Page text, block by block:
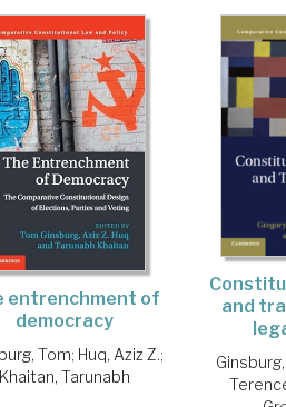
entrenchment of
democracy
Tom; Huq, Aziz Z.;
Khaitan, Tarunabh
and